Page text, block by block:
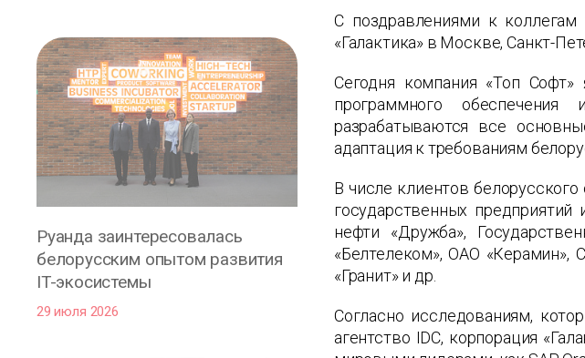
Руанда заинтересовалась
белорусским опытом развития
IT-экосистемы
29 июля 2026
С поздравлениями к коллегам
«Галактика» в Москве, Санкт-
Сегодня компания «Топ Софт»
программного
разрабатываются все
адаптация к требованиям
В числе клиентов
государственных предприятий
нефти «Дружба»,
«Белтелеком», ОАО «Керамин»,
«Гранит» и др.
Согласно исследованиям,
агентство IDC, корпорация